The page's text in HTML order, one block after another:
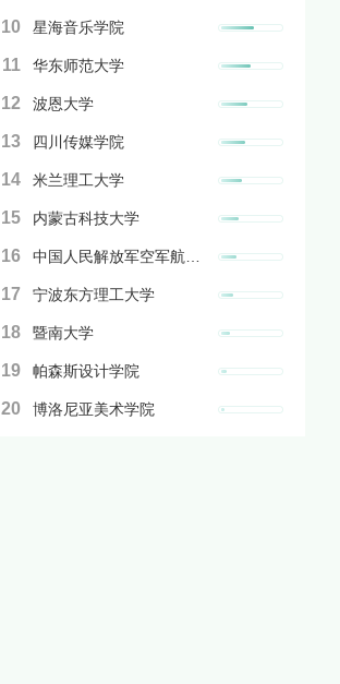
10 星海音乐学院
11 华东师范大学
12 波恩大学
13 四川传媒学院
14 米兰理工大学
15 内蒙古科技大学
16 中国人民解放军空军航空大学
17 宁波东方理工大学
18 暨南大学
19 帕森斯设计学院
20 博洛尼亚美术学院